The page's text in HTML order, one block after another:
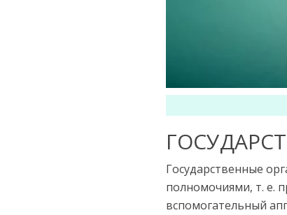
Государственные
полномочиями, т. е.
вспомогательный